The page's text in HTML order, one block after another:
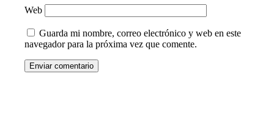
Web
Guarda mi nombre, correo electrónico y web en este
navegador para la próxima vez que comente.
Enviar comentario